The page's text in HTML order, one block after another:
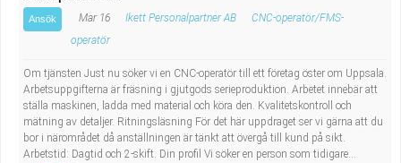
Ansök Mar 16 Ikett Personalpartner AB
CNC-operatör/FMS-
operatör
Om tjänsten Just nu söker vi en CNC-operatör till ett företag öster om Uppsala.
Arbetsuppgifterna är fräsning i gjutgods serieproduktion. Arbetet innebär att
ställa maskinen, ladda med material och köra den. Kvalitetskontroll och
mätning av detaljer. Ritningsläsning För det här uppdraget ser vi gärna att du
bor i närområdet då anställningen är tänkt att övergå till kund på sikt.
Arbetstid: Dagtid och 2-skift. Din profil Vi söker en person som tidigare...